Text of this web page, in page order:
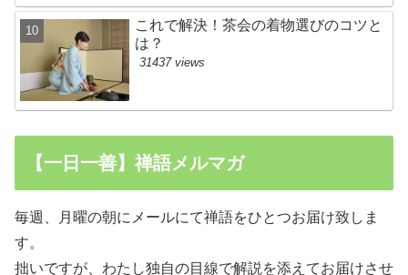
これで解決！茶会の着物選びのコツと
は？
31437 views
【一日一善】禅語メルマガ
毎週、月曜の朝にメールにて禅語をひとつお届け致しま
す。
拙いですが、わたし独自の目線で解説を添えてお届けさせ